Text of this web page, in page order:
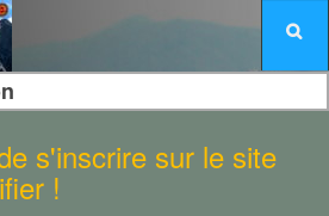
s'inscrire sur le site
!